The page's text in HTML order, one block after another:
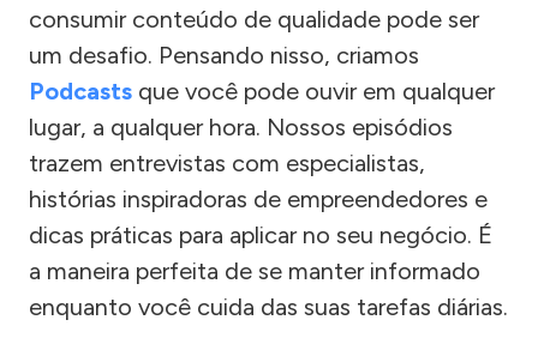
consumir conteúdo de qualidade pode ser
um desafio. Pensando nisso, criamos
Podcasts que você pode ouvir em qualquer
lugar, a qualquer hora. Nossos episódios
trazem entrevistas com especialistas,
histórias inspiradoras de empreendedores e
dicas práticas para aplicar no seu negócio. É
a maneira perfeita de se manter informado
enquanto você cuida das suas tarefas diárias.